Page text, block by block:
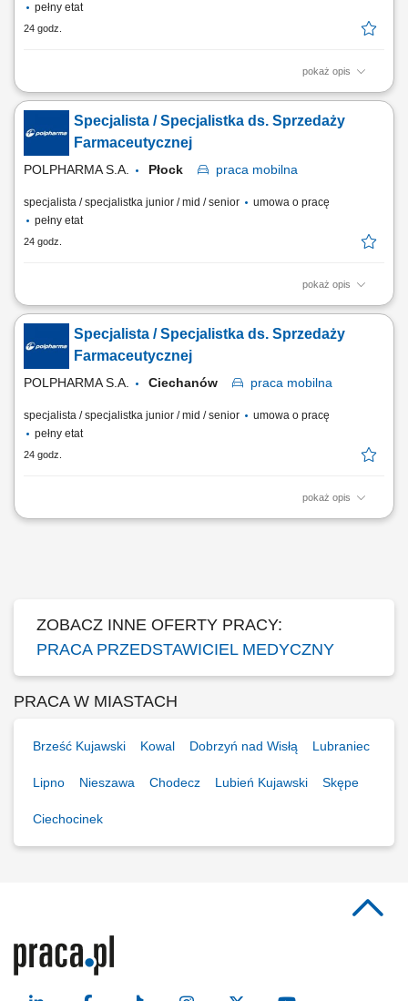
pełny etat
24 godz.
pokaż opis
Zakres obowiązków: Promowanie produktów z portfolio firmy w
środowisku medycznym. Budowanie i utrzymywanie długofalowych
relacji z lekarzami na powierzonym terenie. Reprezentowanie
organizacji podczas spotkań branżowych, konferencji i wydarzeń
naukowych. Realizacja założonych celów...
Specjalista / Specjalistka ds. Sprzedaży
Farmaceutycznej
POLPHARMA S.A. Płock praca mobilna
specjalista / specjalistka junior / mid / senior
umowa o pracę
pełny etat
24 godz.
pokaż opis
Zakres obowiązków: Promowanie produktów z portfolio firmy w
środowisku medycznym. Budowanie i utrzymywanie długofalowych
relacji z lekarzami na powierzonym terenie. Reprezentowanie
organizacji podczas spotkań branżowych, konferencji i wydarzeń
naukowych. Realizacja założonych celów...
Specjalista / Specjalistka ds. Sprzedaży
Farmaceutycznej
POLPHARMA S.A. Ciechanów praca mobilna
specjalista / specjalistka junior / mid / senior
umowa o pracę
pełny etat
24 godz.
pokaż opis
Zakres obowiązków: Promowanie produktów z portfolio firmy w
ZOBACZ INNE OFERTY PRACY:
PRACA PRZEDSTAWICIEL MEDYCZNY
PRACA W MIASTACH
Brześć Kujawski Kowal Dobrzyń nad Wisłą Lubraniec
Lipno Nieszawa Chodecz Lubień Kujawski Skępe
Ciechocinek